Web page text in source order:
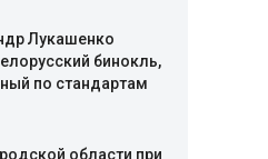
Лукашенко
бинокль,
по стандартам
области при